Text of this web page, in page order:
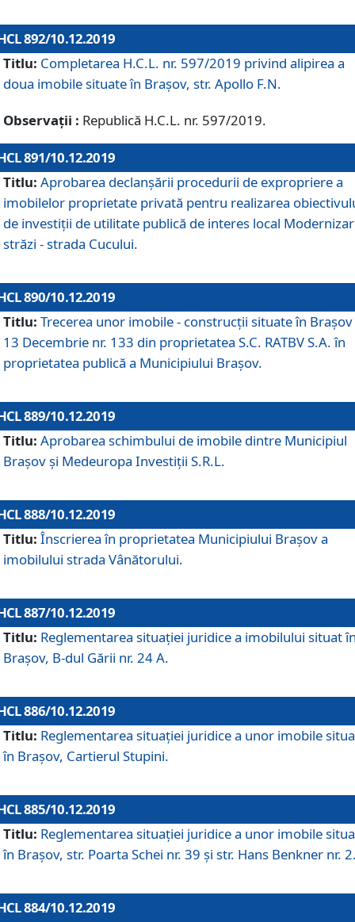
892/10.12.2019
Titlu: Completarea H.C.L. nr. 597/2019 privind alipirea a
doua imobile situate în Brașov, str. Apollo F.N.
Observații : Republică H.C.L. nr. 597/2019.
891/10.12.2019
Titlu: Aprobarea declanșării procedurii de expropriere a
imobilelor proprietate privată pentru realizarea
de investiții de utilitate publică de interes local
străzi - strada Cucului.
890/10.12.2019
Titlu: Trecerea unor imobile - construcții situate în Brașov
13 Decembrie nr. 133 din proprietatea S.C. RATBV S.A. în
proprietatea publică a Municipiului Brașov.
889/10.12.2019
Titlu: Aprobarea schimbului de imobile dintre Municipiul
Brașov și Medeuropa Investiții S.R.L.
888/10.12.2019
Titlu: Înscrierea în proprietatea Municipiului Braşov a
imobilului strada Vânătorului.
887/10.12.2019
Titlu: Reglementarea situației juridice a imobilului situat
Brașov, B-dul Gării nr. 24 A.
886/10.12.2019
Titlu: Reglementarea situaţiei juridice a unor imobile
în Braşov, Cartierul Stupini.
885/10.12.2019
Titlu: Reglementarea situației juridice a unor imobile
în Brașov, str. Poarta Schei nr. 39 și str. Hans Benkner nr.
884/10.12.2019